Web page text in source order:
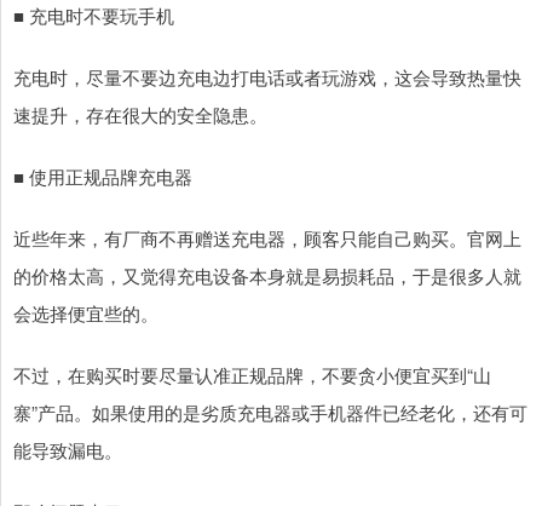
■ 充电时不要玩手机
充电时，尽量不要边充电边打电话或者玩游戏，这会导致热量快
速提升，存在很大的安全隐患。
■ 使用正规品牌充电器
近些年来，有厂商不再赠送充电器，顾客只能自己购买。官网上
的价格太高，又觉得充电设备本身就是易损耗品，于是很多人就
会选择便宜些的。
不过，在购买时要尽量认准正规品牌，不要贪小便宜买到“山
寨”产品。如果使用的是劣质充电器或手机器件已经老化，还有可
能导致漏电。